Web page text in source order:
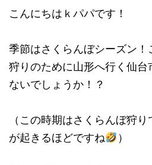
こんにちはｋパパです！
季節はさくらんぼシーズン
狩りのために山形へ行く仙
ないでしょうか！？
（この時期はさくらんぼ狩
が起きるほどですね
）